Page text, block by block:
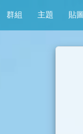
群組 主題 貼圖